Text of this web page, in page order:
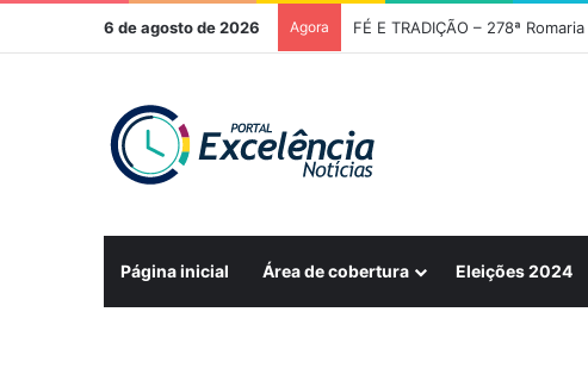
6 de agosto de 2026 Agora FÉ E TRADIÇÃO – 278ª
Página inicial Área de cobertura Eleições 2024